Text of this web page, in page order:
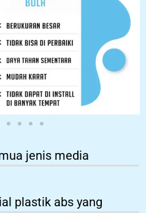
jenis media
plastik abs yang